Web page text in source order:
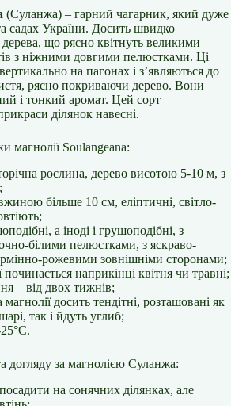
(Суланжа) – гарний чагарник, який дуже
садах України. Досить швидко
що рясно квітнуть великими
з ніжними довгими пелюстками. Ці
на пагонах і з’являються до
рясно покриваючи дерево. Вони
і тонкий аромат. Цей сорт
ділянок навесні.
магнолії Soulangeana:
рослина, дерево висотою 5-10 м, з
більше 10 см, еліптичні, світло-
а іноді і грушоподібні, з
білими пелюстками, з яскраво-
рожевими зовнішніми сторонами;
починається наприкінці квітня чи травні;
– від двох тижнів;
магнолії досить тендітні, розташовані як
так і йдуть углиб;
25°С.
догляду за магнолією Суланжа:
на сонячних ділянках, але